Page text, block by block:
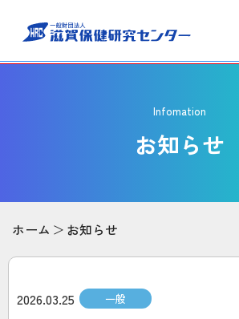
Infomation
お知らせ
ホーム お知らせ
2026.03.25 一般